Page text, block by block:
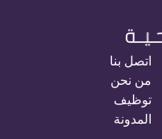
اتصل بنا
من نحن
توظيف
المدونة